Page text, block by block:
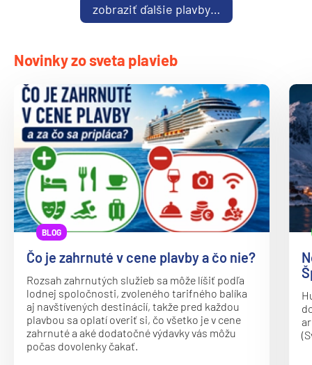
Arcadia
Aurora
Azura
Britannia
Iona
Ventura
Paul Gauguin Cruises
MS Paul Gauguin
Plantours
MS Hamburg
Ponant
Le Bellot
Le Boreal
Le Bouganville
zobraziť ďalšie plavby…
Novinky zo sveta plavieb
BLOG
Čo je zahrnuté v cene plavby a čo nie?
Rozsah zahrnutých služieb sa môže líšiť podľa
lodnej spoločnosti, zvoleného tarifného balíka
aj navštívených destinácií, takže pred každou
plavbou sa oplatí overiť si, čo všetko je v cene
zahrnuté a aké dodatočné výdavky vás môžu
počas dovolenky čakať.